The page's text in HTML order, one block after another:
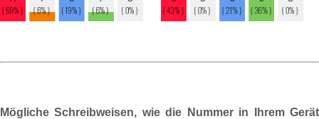
Mögliche Schreibweisen, wie die Nummer in Ihrem Gerät